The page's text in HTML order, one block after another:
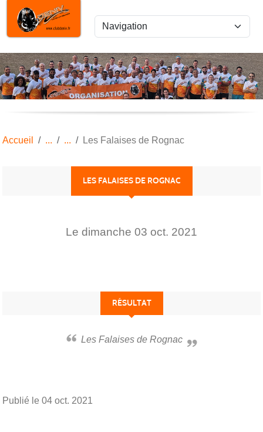
Accueil Les Falaises de Rognac
LES FALAISES DE ROGNAC
Le dimanche 03 oct. 2021
RÉSULTAT
Les Falaises de Rognac
Publié le 04 oct. 2021
Panneau de gestion des cookies